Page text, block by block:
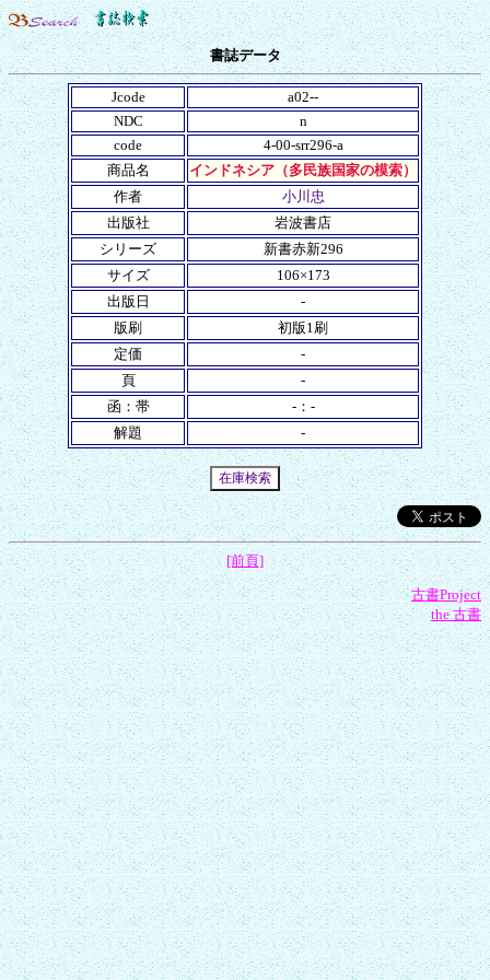
書誌データ
Jcode
a02--
NDC
n
code
4-00-srr296-a
商品名
インドネシア（多民族国家の模索）
作者
小川忠
出版社
岩波書店
シリーズ
新書赤新296
サイズ
106×173
出版日
-
版刷
初版1刷
定価
-
頁
-
函：帯
-：-
解題
-
[前頁]
古書Project
the 古書